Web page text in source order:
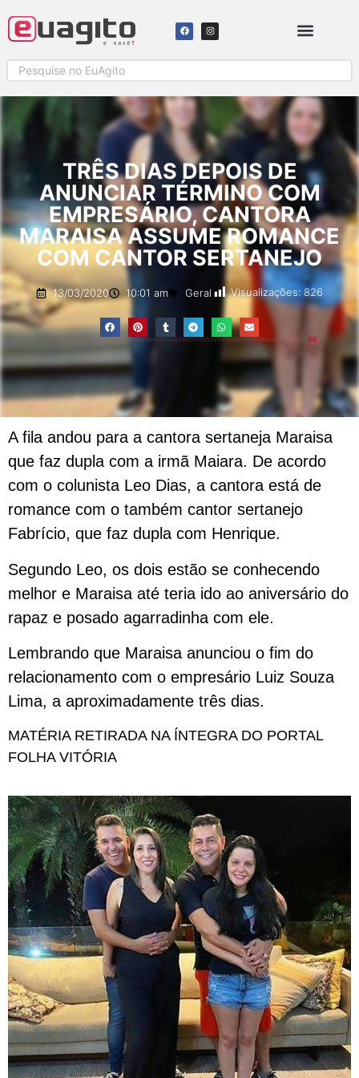
TRÊS DIAS DEPOIS DE
ANUNCIAR TÉRMINO COM
EMPRESÁRIO, CANTORA
MARAISA ASSUME ROMANCE
COM CANTOR SERTANEJO
13/03/2020 10:01 am Geral Visualizações: 826
A fila andou para a cantora sertaneja Maraisa
que faz dupla com a irmã Maiara. De acordo
com o colunista Leo Dias, a cantora está de
romance com o também cantor sertanejo
Fabrício, que faz dupla com Henrique.
Segundo Leo, os dois estão se conhecendo
melhor e Maraisa até teria ido ao aniversário do
rapaz e posado agarradinha com ele.
Lembrando que Maraisa anunciou o fim do
relacionamento com o empresário Luiz Souza
Lima, a aproximadamente três dias.
MATÉRIA RETIRADA NA ÍNTEGRA DO PORTAL
FOLHA VITÓRIA